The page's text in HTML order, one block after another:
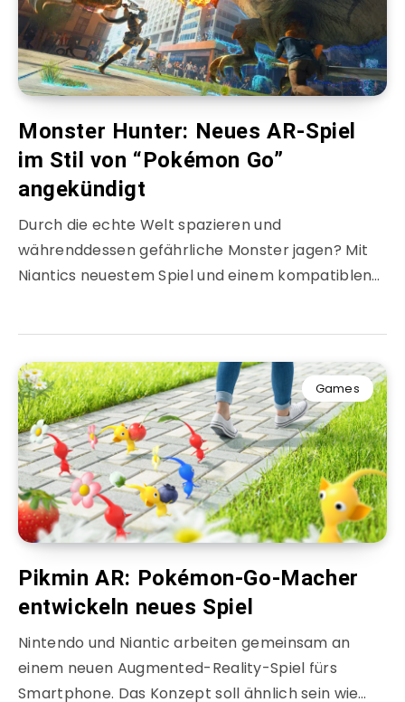
Monster Hunter: Neues AR-Spiel
im Stil von “Pokémon Go”
angekündigt
Durch die echte Welt spazieren und
währenddessen gefährliche Monster jagen? Mit
Niantics neuestem Spiel und einem kompatiblen…
Games
Pikmin AR: Pokémon-Go-Macher
entwickeln neues Spiel
Nintendo und Niantic arbeiten gemeinsam an
einem neuen Augmented-Reality-Spiel fürs
Smartphone. Das Konzept soll ähnlich sein wie…